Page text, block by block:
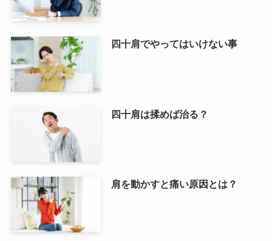
四十肩でやってはいけない事
四十肩は揉めば治る？
肩を動かすと痛い原因とは？